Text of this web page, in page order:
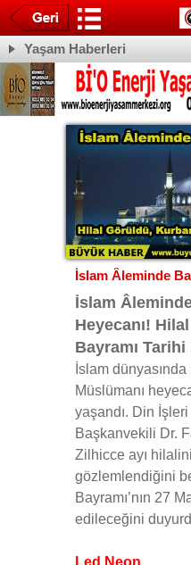
Yaşam Haberleri
İslam Âleminde
İslam
Heyecanı!
Bayramı
İslam
Müslümanı
yaşandı. Din
Başkanvekili Dr.
Zilhicce ayı
gözlemlendiğini
Bayramı’nın 27
edileceğini
Led Neon